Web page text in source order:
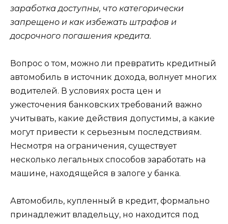
заработка доступны, что категорически
запрещено и как избежать штрафов и
досрочного погашения кредита.
Вопрос о том, можно ли превратить кредитный
автомобиль в источник дохода, волнует многих
водителей. В условиях роста цен и
ужесточения банковских требований важно
учитывать, какие действия допустимы, а какие
могут привести к серьезным последствиям.
Несмотря на ограничения, существует
несколько легальных способов заработать на
машине, находящейся в залоге у банка.
Автомобиль, купленный в кредит, формально
принадлежит владельцу, но находится под